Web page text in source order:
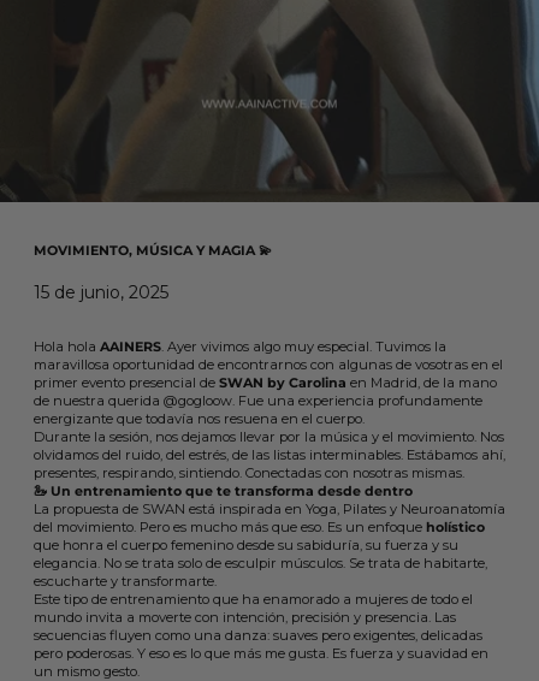
MOVIMIENTO, MÚSICA Y MAGIA 💫
15 de junio, 2025
Hola hola AAINERS. Ayer vivimos algo muy especial. Tuvimos la
maravillosa oportunidad de encontrarnos con algunas de vosotras en el
primer evento presencial de SWAN by Carolina en Madrid, de la mano
de nuestra querida @gogloow. Fue una experiencia profundamente
energizante que todavía nos resuena en el cuerpo.
Durante la sesión, nos dejamos llevar por la música y el movimiento. Nos
olvidamos del ruido, del estrés, de las listas interminables. Estábamos ahí,
presentes, respirando, sintiendo. Conectadas con nosotras mismas.
🦢 Un entrenamiento que te transforma desde dentro
La propuesta de SWAN está inspirada en Yoga, Pilates y Neuroanatomía
del movimiento. Pero es mucho más que eso. Es un enfoque holístico
que honra el cuerpo femenino desde su sabiduría, su fuerza y su
elegancia. No se trata solo de esculpir músculos. Se trata de habitarte,
escucharte y transformarte.
Este tipo de entrenamiento que ha enamorado a mujeres de todo el
mundo invita a moverte con intención, precisión y presencia. Las
secuencias fluyen como una danza: suaves pero exigentes, delicadas
pero poderosas. Y eso es lo que más me gusta. Es fuerza y suavidad en
un mismo gesto.